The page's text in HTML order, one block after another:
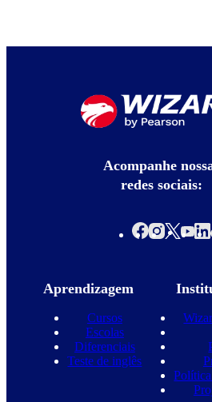
Acompanhe
redes sociais:
Aprendizagem
Cursos
Escolas
Diferenciais
Teste de inglês